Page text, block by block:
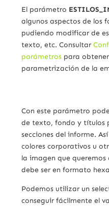
El parámetro
algunos aspectos de los
pudiendo modificar de
texto, etc. Consultar
parámetros para
parametrización de la
Con este parámetro
de texto, fondo y títulos
secciones del informe.
colores corporativos u
la imagen que
debe ser en formato
Podemos utilizar un
conseguir fácilmente el